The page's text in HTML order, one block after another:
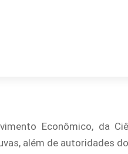
Econômico, da
além de autoridades